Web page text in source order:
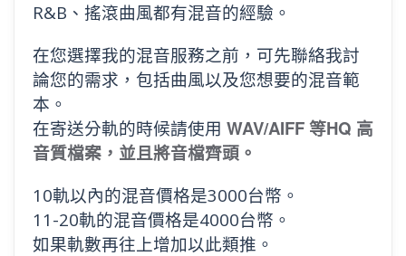
R&B、搖滾曲風都有混音的經驗。
在您選擇我的混音服務之前，可先聯絡我討
論您的需求，包括曲風以及您想要的混音範
本。
在寄送分軌的時候請使用 WAV/AIFF 等HQ 高
音質檔案，並且將音檔齊頭。
10軌以內的混音價格是3000台幣。
11-20軌的混音價格是4000台幣。
如果軌數再往上增加以此類推。